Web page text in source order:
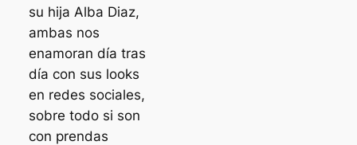
su hija Alba Diaz,
ambas nos
enamoran día tras
día con sus looks
en redes sociales,
sobre todo si son
con prendas